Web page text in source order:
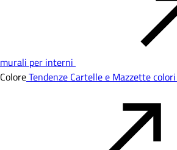
murali per interni
ColoreTendenze Cartelle e Mazzette colori